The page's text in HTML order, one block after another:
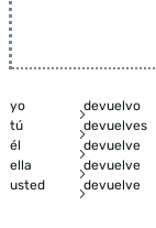
yo devuelvo
tú
devuelves
él
devuelve
ella
devuelve
usted
devuelve